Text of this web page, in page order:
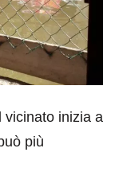
vicinato inizia a
più